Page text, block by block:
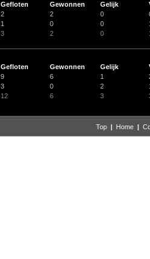
Gefloten
Gewonnen Gelijk
2 2 0
1 0 0
3 2 0
Gefloten
Gewonnen Gelijk
9 6 1
3 0 2
12 6 3
Top | Home |